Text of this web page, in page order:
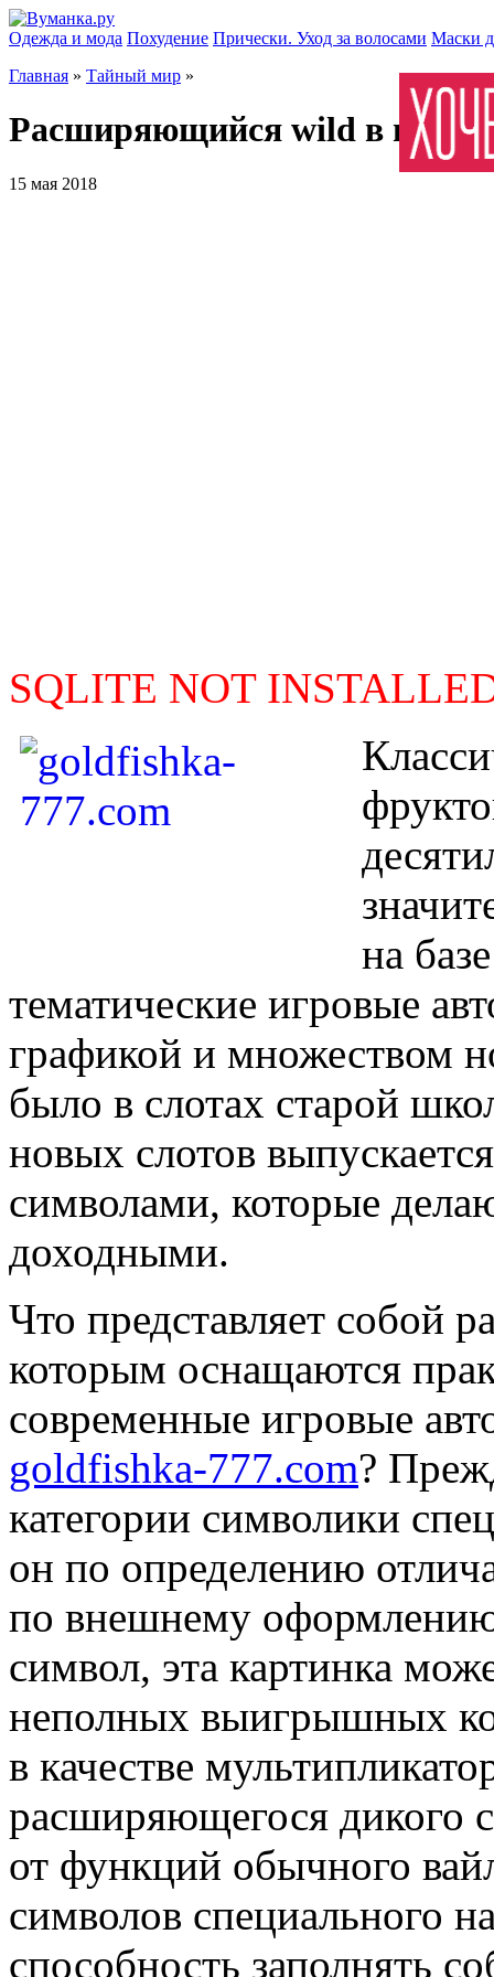
Одежда и мода Похудение Прически. Уход за волосами Маски
Главная » Тайный мир »
Расширяющийся wild в
15 мая 2018
SQLITE NOT
на
тематические игровые
графикой и множеством
было в слотах старой
новых слотов
символами, которые
доходными.
Что представляет собой
которым оснащаются
современные игровые
goldfishka-777.com?
категории символики
он по определению
по внешнему
символ, эта картинка
неполных выигрышных
в качестве
расширяющегося дикого
от функций обычного
символов специального
способность заполнять